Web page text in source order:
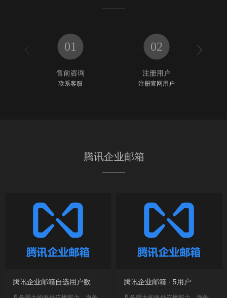
01
售前咨询
联系客服
02
注册用户
注册官网用户
 
腾讯企业邮箱
腾讯企业邮箱自选用户数 腾讯企业邮箱 · 5用户